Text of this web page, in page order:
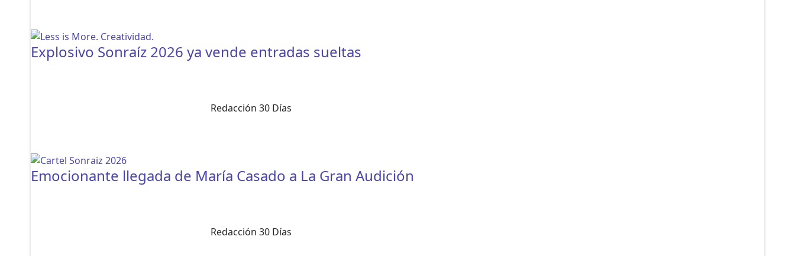
Explosivo Sonraíz 2026 ya vende entradas sueltas
Redacción 30 Días
Emocionante llegada de María Casado a La Gran Audición
Redacción 30 Días